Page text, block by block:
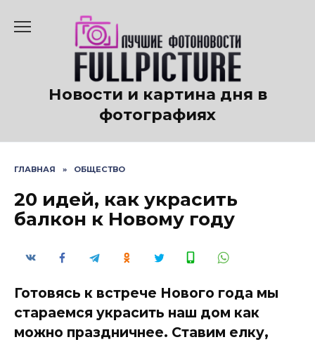
содержанию
Новости и картина дня в
фотографиях
ГЛАВНАЯ » ОБЩЕСТВО
20 идей, как украсить
балкон к Новому году
Готовясь к встрече Нового года мы
стараемся украсить наш дом как
можно праздничнее. Ставим елку,